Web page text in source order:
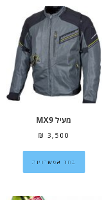
ניתן
לבחור
את
בעמוד
המוצר
מעיל MX9
₪ 3,500
בחר אפשרויות
למוצר